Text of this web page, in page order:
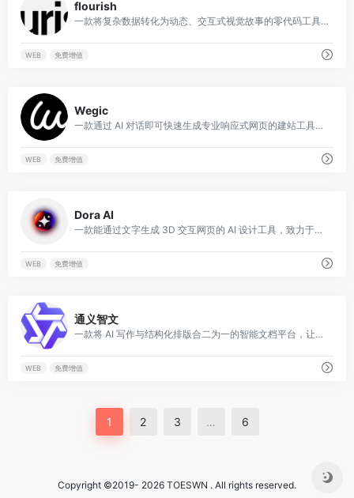
flourish
一款将复杂数据转化为动态、交互式视觉故事的零代码工具，尤其擅长制作震撼的竞速图和交互式数据地图。
WEB 免费增值
Wegic
一款通过 AI 对话即可快速生成专业响应式网页的建站工具，将建站流程简化为一场与 AI 设计师的聊天
WEB 免费增值
Dora AI
一款能通过文字生成 3D 交互网页的 AI 设计工具，致力于将电影级的 3D 视觉体验引入响应式网页设计中。
WEB 免费增值
通义智文
一款将 AI 写作与结构化排版合二为一的智能文档平台，让用户通过对话即可快速生成专业、规范的中文长文报告
WEB 免费增值
1 2 3 … 6
Copyright ©2019- 2026 TOESWN . All rights reserved.